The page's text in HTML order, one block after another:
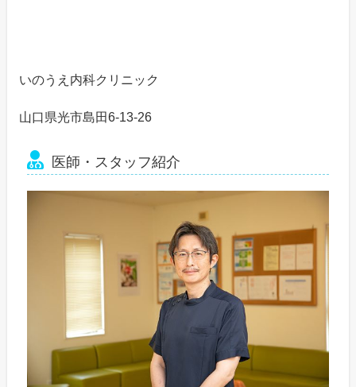
いのうえ内科クリニック
山口県光市島田6-13-26
医師・スタッフ紹介